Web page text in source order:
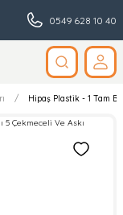
0549 628 10 40
Hipaş Plastik - 1 Tam